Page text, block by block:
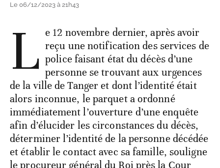
Le 06/12/2023 à 21h43
L e 12 novembre dernier, après avoir
reçu une notification des services de
police faisant état du décès d’une
personne se trouvant aux urgences
de la ville de Tanger et dont l’identité était
alors inconnue, le parquet a ordonné
immédiatement l’ouverture d’une enquête
afin d’élucider les circonstances du décès,
déterminer l’identité de la personne décédée
et établir le contact avec sa famille, souligne
le procureur général du Roi près la Cour